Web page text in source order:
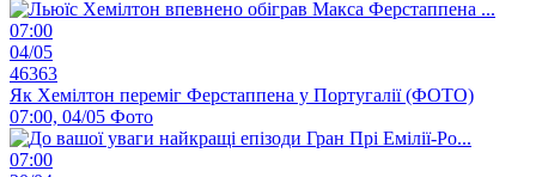
07:00
04/05
46363
Як Хемілтон переміг Ферстаппена у Португалії (ФОТО)
07:00, 04/05 Фото
07:00